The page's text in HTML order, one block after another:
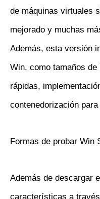
de máquinas virtuales
mejorado y muchas
Además, esta versión
Win, como tamaños
rápidas,
contenedorización
Formas de probar Win
Además de descargar
características a